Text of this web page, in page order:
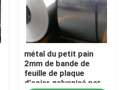
métal du petit pain
2mm de bande de
feuille de plaque
d'acier galvanisé par